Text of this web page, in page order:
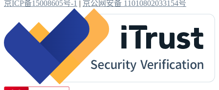
京ICP备15008605号-1 | 京公网安备 11010802033154号